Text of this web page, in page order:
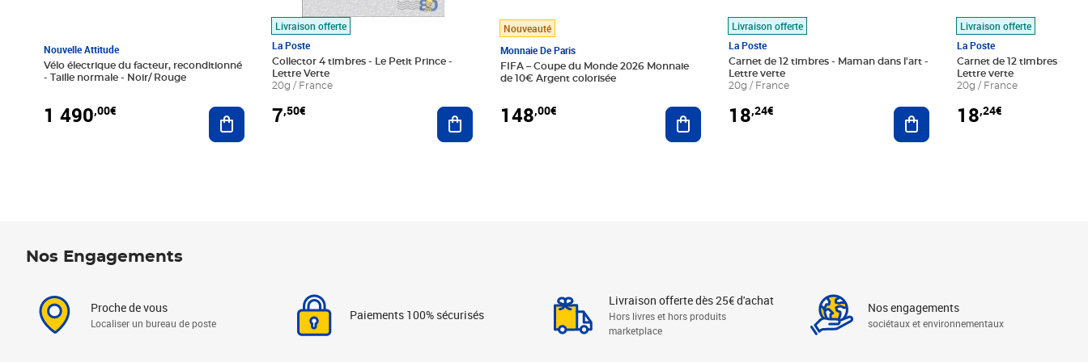
Nouvelle Attitude
Vélo électrique du facteur, reconditionné
- Taille normale - Noir/ Rouge
1 490,00€ Ajouter au panier
Livraison offerte
La Poste
Collector 4 timbres - Le Petit Prince -
Lettre Verte
20g / France
7,50€ Ajouter au panier
Nouveauté
Monnaie De Paris
FIFA – Coupe du Monde 2026 Monnaie
de 10€ Argent colorisée
148,00€ Ajouter au panier
Livraison offerte
La Poste
Carnet de 12 timbres - Maman dans l'art -
Lettre verte
20g / France
18,24€ Ajouter au panier
Livraison offerte
La Poste
Carnet de 12 timbres - Le
Lettre verte
20g / France
18,24€
Nos Engagements
Proche de vous
Localiser un bureau de poste
Paiements 100% sécurisés
Livraison offerte dès 25€ d'achat
Hors livres et hors produits
marketplace
Nos engagements
sociétaux et environnementaux